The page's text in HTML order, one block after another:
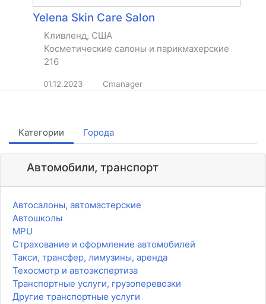
Yelena Skin Care Salon
Кливленд, США
Косметические салоны и парикмахерские
216
01.12.2023 Cmanager
Категории Города
Автомобили, транспорт
Автосалоны, автомастерские
Автошколы
MPU
Страхование и оформление автомобилей
Такси, трансфер, лимузины, аренда
Техосмотр и автоэкспертиза
Транспортные услуги, грузоперевозки
Другие транспортные услуги